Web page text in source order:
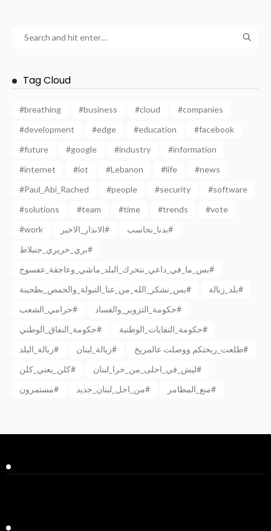
Tag Cloud
#breathing #business #cloud
#companies
#development
#edge #education
#facebook
#future
#google #industry
#information
#internet
#iot #Lebanon #life
#news
#Paul_Abi_Rached
#people #security
#software
#solutions
#team #time #trends
#vote
#work
الانذار_الاخير#
بدنا_نحاسب#
بري_حريري_جنبلاط#
بس_ما_في_داعي_نتحرك_البلد_ماشي_وعاجقة_عفسوح#
بس_نشكر_الله_من_عنا_التبولة_والحمص_بطحينة#
بلد_زبالة#
حرامي_الشعب#
حكومة_التزوير_والفساد#
حكومة_النفاق_الوطني#
حكومة_النفايات_الوطنية#
زبالة_البلد#
زبالة_لبنان#
طلعت_ريحتكم ووصلت عالمريخ#
كلن_يعني_كلن#
ليش_في_احلى_من_خرا_لبنان#
مستمرون#
من_اجل_لبنان_جديد# منع_المطامر#